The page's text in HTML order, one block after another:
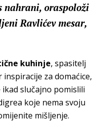
nahrani, oraspoloži
Ravlićev mesar,
kuhinje, spasitelj
za domaćice,
slučajno pomislili
koje nema svoju
mišljenje.